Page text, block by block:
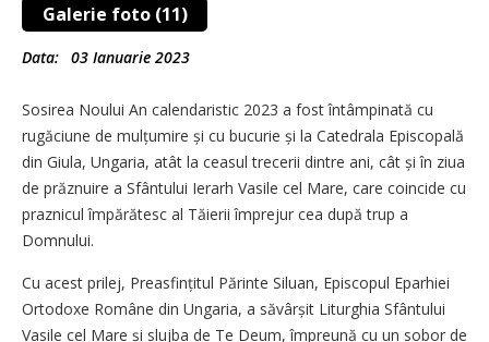
Galerie foto (11)
Data: 03 Ianuarie 2023
Sosirea Noului An calendaristic 2023 a fost întâmpinată cu
rugăciune de mulțumire și cu bucurie și la Catedrala Episcopală
din Giula, Ungaria, atât la ceasul trecerii dintre ani, cât și în ziua
de prăznuire a Sfântului Ierarh Vasile cel Mare, care coincide cu
praznicul împărătesc al Tăierii împrejur cea după trup a
Domnului.
Cu acest prilej, Preasfințitul Părinte Siluan, Episcopul Eparhiei
Ortodoxe Române din Ungaria, a săvârșit Liturghia Sfântului
Vasile cel Mare și slujba de Te Deum, împreună cu un sobor de